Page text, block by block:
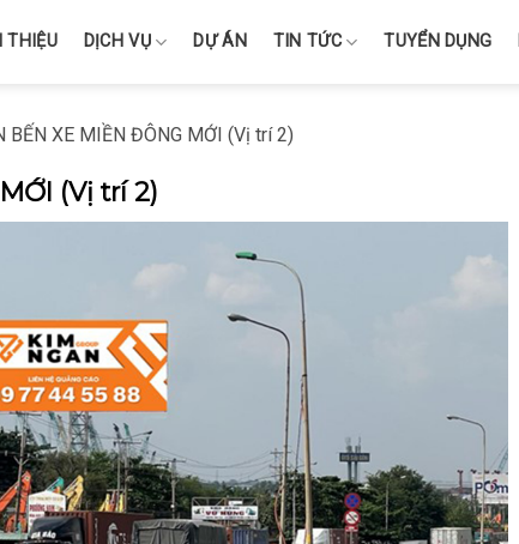
THIỆU DỊCH VỤ DỰ ÁN TIN TỨC TUYỂN DỤNG
BẾN XE MIỀN ĐÔNG MỚI (Vị trí 2)
(Vị trí 2)